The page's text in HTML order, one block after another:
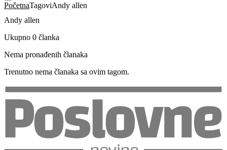
PočetnaTagoviAndy allen
Andy allen
Ukupno 0 članka
Nema pronađenih članaka
Trenutno nema članaka sa ovim tagom.